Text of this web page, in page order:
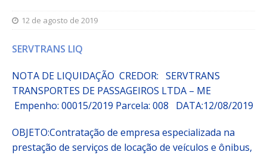
12 de agosto de 2019
SERVTRANS LIQ
NOTA DE LIQUIDAÇÃO CREDOR: SERVTRANS
TRANSPORTES DE PASSAGEIROS LTDA – ME
Empenho: 00015/2019 Parcela: 008 DATA:12/08/2019
OBJETO:Contratação de empresa especializada na
prestação de serviços de locação de veículos e ônibus,